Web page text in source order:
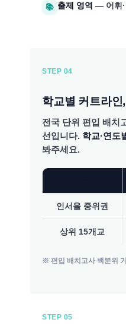
📚 출제 영역 — 어휘·
STEP 04
학교별 커트라
전국 단위 편입 배치
선입니다. 학교·연도
봐주세요.
인서울 중위권
상위 15개교
※ 편입 배치고사 백분위
STEP 05